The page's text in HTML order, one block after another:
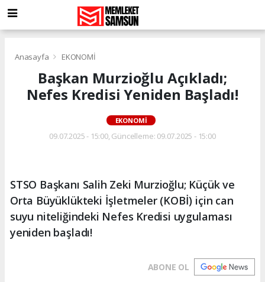
Anasayfa EKONOMİ
Başkan Murzioğlu Açıkladı;
Nefes Kredisi Yeniden Başladı!
EKONOMİ
09.07.2025 - 15:00, Güncelleme: 09.07.2025 - 15:00
STSO Başkanı Salih Zeki Murzioğlu; Küçük ve
Orta Büyüklükteki İşletmeler (KOBİ) için can
suyu niteliğindeki Nefes Kredisi uygulaması
yeniden başladı!
ABONE OL